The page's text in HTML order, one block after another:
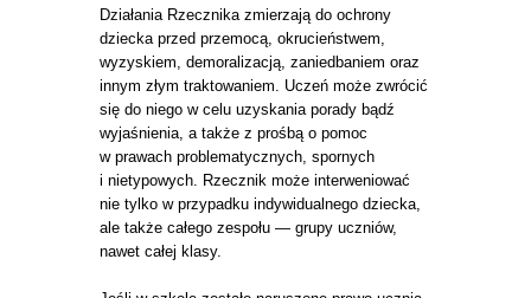
Działania Rzecznika zmierzają do ochrony
dziecka przed przemocą, okrucieństwem,
wyzyskiem, demoralizacją, zaniedbaniem oraz
innym złym traktowaniem. Uczeń może zwrócić
się do niego w celu uzyskania porady bądź
wyjaśnienia, a także z prośbą o pomoc
w prawach problematycznych, spornych
i nietypowych. Rzecznik może interweniować
nie tylko w przypadku indywidualnego dziecka,
ale także całego zespołu — grupy uczniów,
nawet całej klasy.